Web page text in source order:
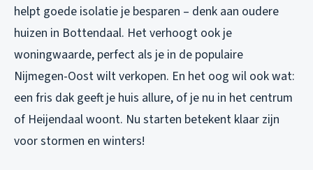
helpt goede isolatie je besparen – denk aan oudere
huizen in Bottendaal. Het verhoogt ook je
woningwaarde, perfect als je in de populaire
Nijmegen-Oost wilt verkopen. En het oog wil ook wat:
een fris dak geeft je huis allure, of je nu in het centrum
of Heijendaal woont. Nu starten betekent klaar zijn
voor stormen en winters!